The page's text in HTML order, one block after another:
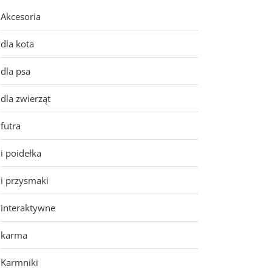
Akcesoria
dla kota
dla psa
dla zwierząt
futra
i poidełka
i przysmaki
interaktywne
karma
Karmniki